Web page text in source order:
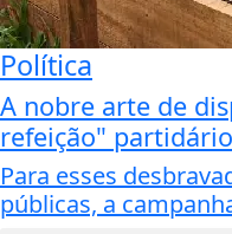
Política
A nobre arte de
refeição" partidário
Para esses
públicas, a